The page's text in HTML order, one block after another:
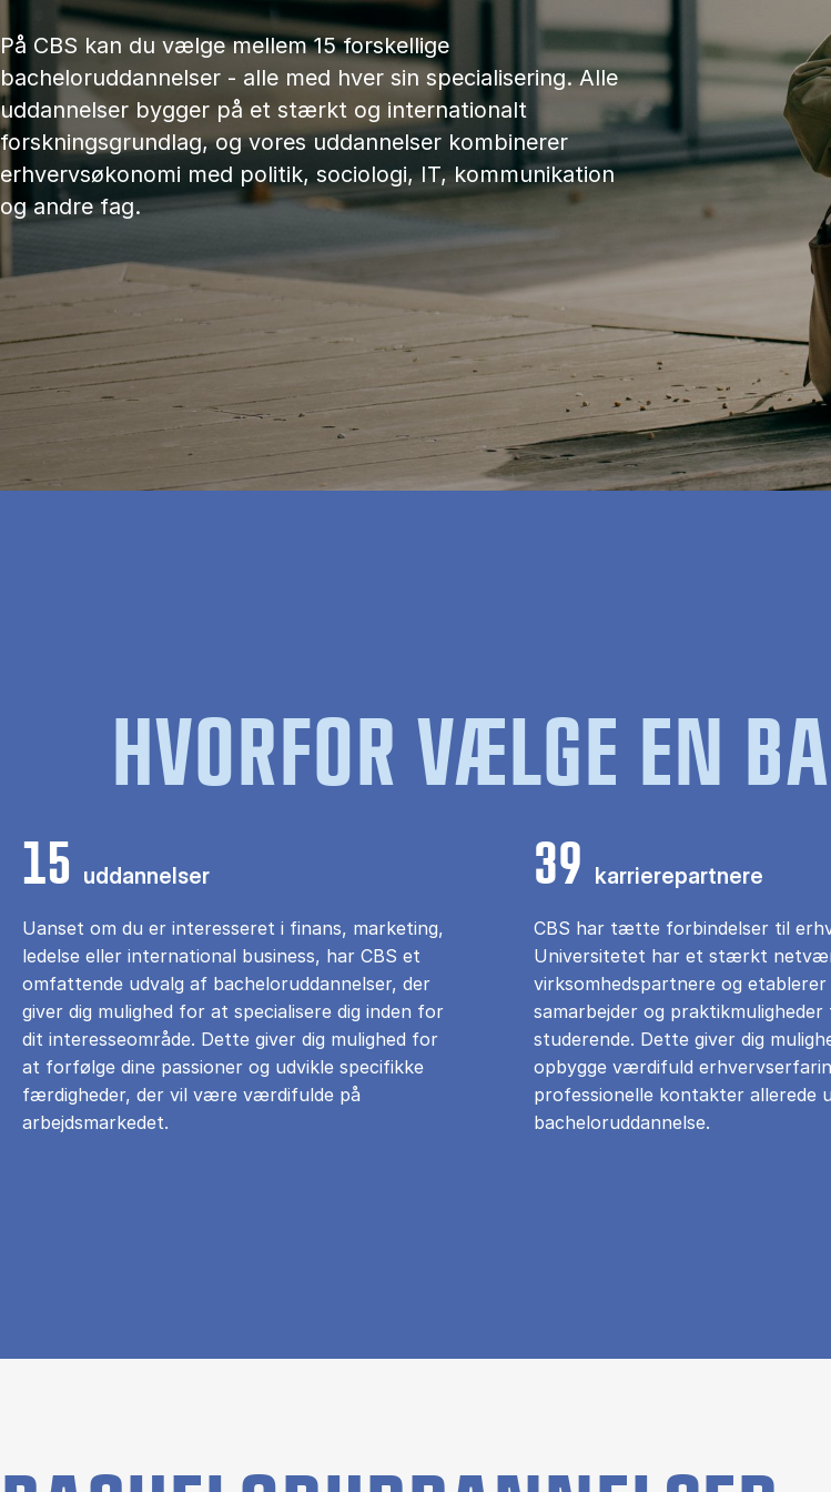
På CBS kan du vælge mellem 15 forskellige
bacheloruddannelser - alle med hver sin specialisering. Alle
uddannelser bygger på et stærkt og internationalt
forskningsgrundlag, og vores uddannelser kombinerer
erhvervsøkonomi med politik, sociologi, IT, kommunikation
og andre fag.
HVORFOR VÆLGE EN
15 uddannelser
Uanset om du er interesseret i finans, marketing,
ledelse eller international business, har CBS et
omfattende udvalg af bacheloruddannelser, der
giver dig mulighed for at specialisere dig inden for
dit interesseområde. Dette giver dig mulighed for
at forfølge dine passioner og udvikle specifikke
færdigheder, der vil være værdifulde på
arbejdsmarkedet.
39 karrierepartnere
CBS har tætte forbindelser til
Universitetet har et stærkt
virksomhedspartnere og
samarbejder og
studerende. Dette giver dig
opbygge værdifuld
professionelle kontakter allerede
bacheloruddannelse.